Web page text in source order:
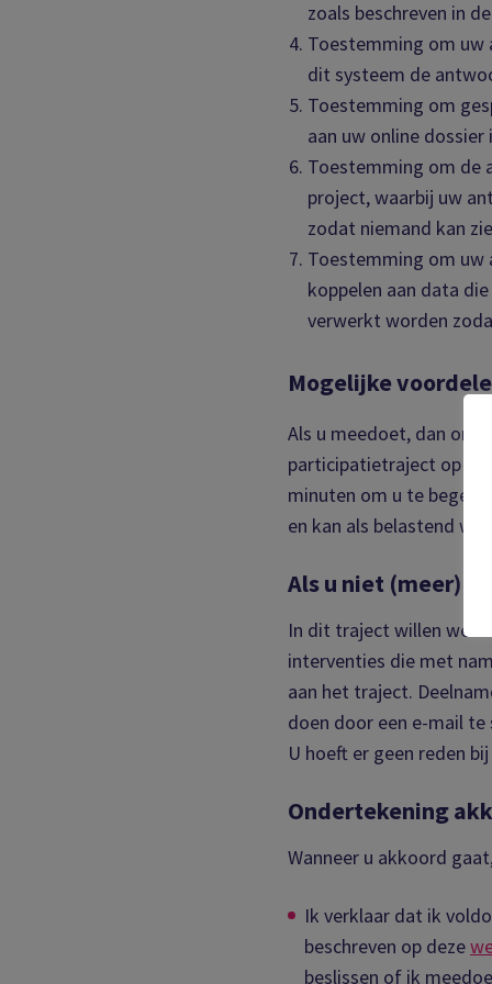
zoals beschreven in de
Toestemming om uw
dit systeem de
Toestemming om
aan uw online dossier
Toestemming om de
project, waarbij uw
zodat niemand kan
Toestemming om uw
koppelen aan data
verwerkt worden
Mogelijke
Als u meedoet, dan
participatietraject op
minuten om u te
en kan als belastend
Als u niet (meer)
In dit traject willen we
interventies die met
aan het traject.
doen door een e-mail te
U hoeft er geen reden
Ondertekening
Wanneer u akkoord
Ik verklaar dat ik
beschreven op deze
beslissen of ik